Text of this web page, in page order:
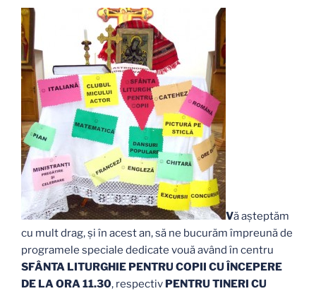
Vă așteptăm
cu mult drag, și în acest an, să ne bucurăm împreună de
programele speciale dedicate vouă având în centru
SFÂNTA LITURGHIE PENTRU COPII CU ÎNCEPERE
DE LA ORA 11.30, respectiv PENTRU TINERI CU